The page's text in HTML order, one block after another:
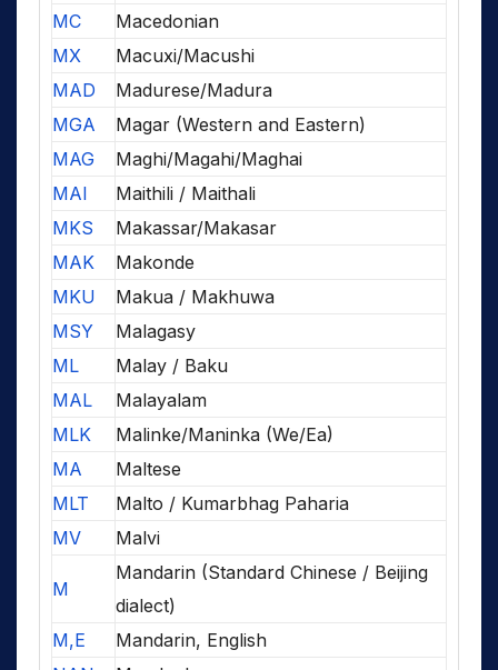
MC
Macedonian
MX
Macuxi/Macushi
MAD
Madurese/Madura
MGA
Magar (Western and Eastern)
MAG
Maghi/Magahi/Maghai
MAI
Maithili / Maithali
MKS
Makassar/Makasar
MAK
Makonde
MKU
Makua / Makhuwa
MSY
Malagasy
ML
Malay / Baku
MAL
Malayalam
MLK
Malinke/Maninka (We/Ea)
MA
Maltese
MLT
Malto / Kumarbhag Paharia
MV
Malvi
M
Mandarin (Standard Chinese / Beijing
dialect)
M,E
Mandarin, English